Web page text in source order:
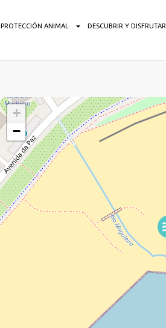
PROTECCIÓN ANIMAL DESCUBRIR Y DISFRUTAR
+
−